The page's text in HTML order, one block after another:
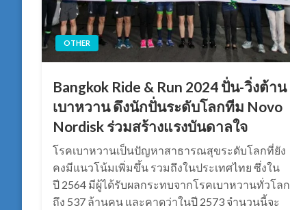
OTHER
Bangkok Ride & Run 2024 ปั่น-วิ่งต้าน
เบาหวาน ดึงนักปั่นระดับโลกทีม Novo
Nordisk ร่วมสร้างแรงบันดาลใจ
โรคเบาหวานเป็นปัญหาสาธารณสุขระดับโลกที่ยัง
คงมีแนวโน้มเพิ่มขึ้น รวมถึงในประเทศไทย ซึ่งใน
ปี 2564 มีผู้ได้รับผลกระทบจากโรคเบาหวานทั่วโลก
ถึง 537 ล้านคน และคาดว่าในปี 2573 จำนวนนี้จะ